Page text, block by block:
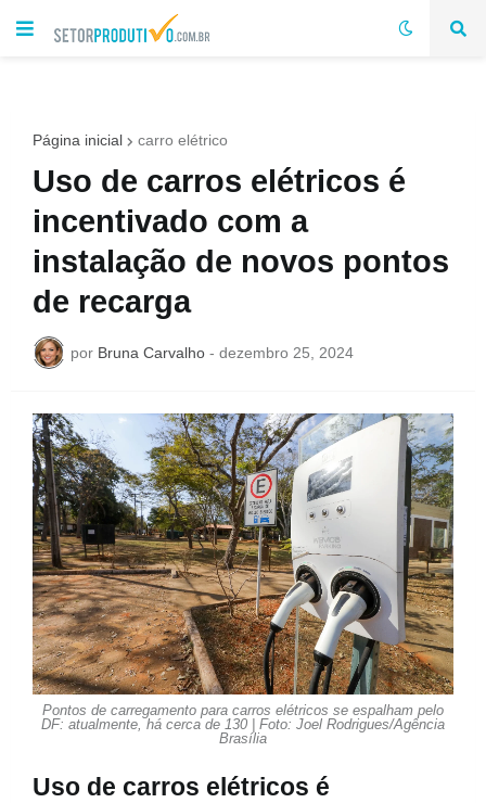
Página inicial carro elétrico
Uso de carros elétricos é
incentivado com a
instalação de novos pontos
de recarga
por Bruna Carvalho - dezembro 25, 2024
Pontos de carregamento para carros elétricos se espalham pelo
DF: atualmente, há cerca de 130 | Foto: Joel Rodrigues/Agência
Brasília
Uso de carros elétricos é